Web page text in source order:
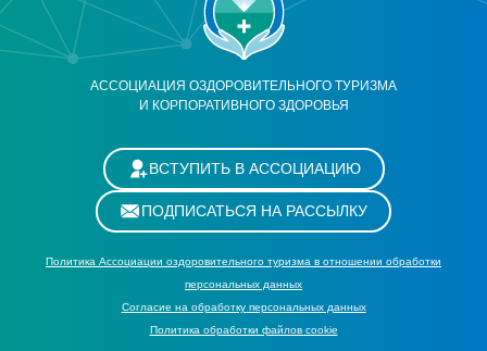
АССОЦИАЦИЯ ОЗДОРОВИТЕЛЬНОГО ТУРИЗМА
И КОРПОРАТИВНОГО ЗДОРОВЬЯ
ВСТУПИТЬ В АССОЦИАЦИЮ
ПОДПИСАТЬСЯ НА РАССЫЛКУ
Политика Ассоциации оздоровительного туризма в отношении обработки
персональных данных
Cогласие на обработку персональных данных
Политика обработки файлов cookie